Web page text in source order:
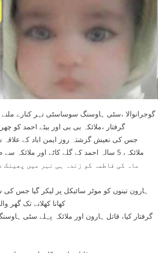
گوجرانوالا ،سٹی ہاوسنگ سوساسٹی نہر کنارے
گرفتار ،ملائکہ بی بی اور بیٹے احمد کو چھریوں سے قتل کیا جبکہ 7 ماہ کی
ماہ کی فاطمہ کو زندہ ہی نہر میں
ہارون تینوں کو موٹر سائیکل پر لیکر گیا جس
کھانا کھلانے تک
گرفتار کیا، قاتل ہارون اور ملائکہ پہلے سٹی